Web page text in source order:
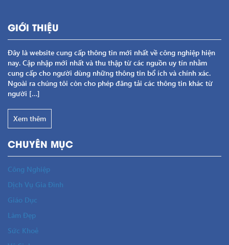
GIỚI THIỆU
Đây là website cung cấp thông tin mới nhất về công nghiệp hiện
nay. Cập nhập mới nhất và thu thập từ các nguồn uy tín nhằm
cung cấp cho người dùng những thông tin bổ ích và chính xác.
Ngoài ra chúng tôi còn cho phép đăng tải các thông tin khác từ
người […]
Xem thêm
CHUYÊN MỤC
Công Nghiệp
Dịch Vụ Gia Đình
Giáo Dục
Làm Đẹp
Sức Khoẻ